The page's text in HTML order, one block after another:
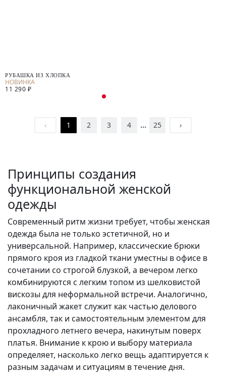
РУБАШКА ИЗ ХЛОПКА
11 290 ₽
‹ 1 2 3 4 ... 25 ›
Принципы создания
функциональной женской
одежды
Современный ритм жизни требует, чтобы женская
одежда была не только эстетичной, но и
универсальной. Например, классические брюки
прямого кроя из гладкой ткани уместны в офисе в
сочетании со строгой блузкой, а вечером легко
комбинируются с легким топом из шелковистой
вискозы для неформальной встречи. Аналогично,
лаконичный жакет служит как частью делового
ансамбля, так и самостоятельным элементом для
прохладного летнего вечера, накинутым поверх
платья. Внимание к крою и выбору материала
определяет, насколько легко вещь адаптируется к
разным задачам и ситуациям в течение дня.